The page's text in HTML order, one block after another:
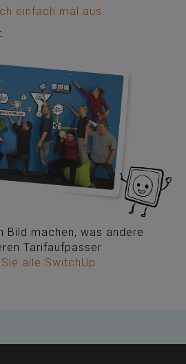
einfach mal aus.
Bild machen, was andere
Tarifaufpasser
alle SwitchUp